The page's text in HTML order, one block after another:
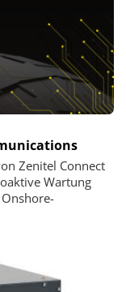
Zenitel Connect
Wartung